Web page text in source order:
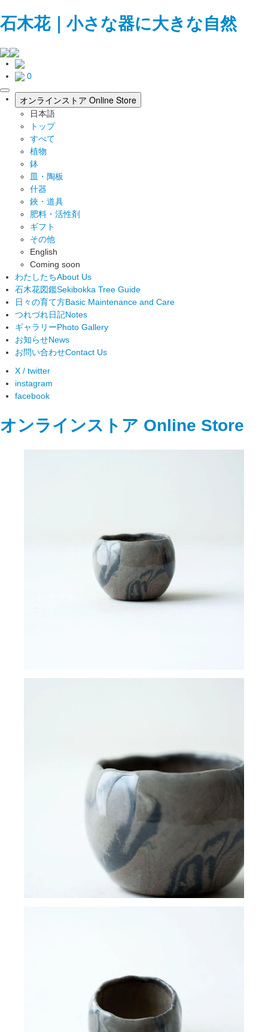
石木花｜小さな器に大きな自然
0
toggle
navigation
オンラインストア Online Store
日本語
トップ
すべて
植物
鉢
皿・陶板
什器
鋏・道具
肥料・活性剤
ギフト
その他
English
Coming soon
わたしたちAbout Us
石木花図鑑Sekibokka Tree Guide
日々の育て方Basic Maintenance and Care
つれづれ日記Notes
ギャラリーPhoto Gallery
お知らせNews
お問い合わせContact Us
X / twitter
instagram
facebook
オンラインストア Online Store